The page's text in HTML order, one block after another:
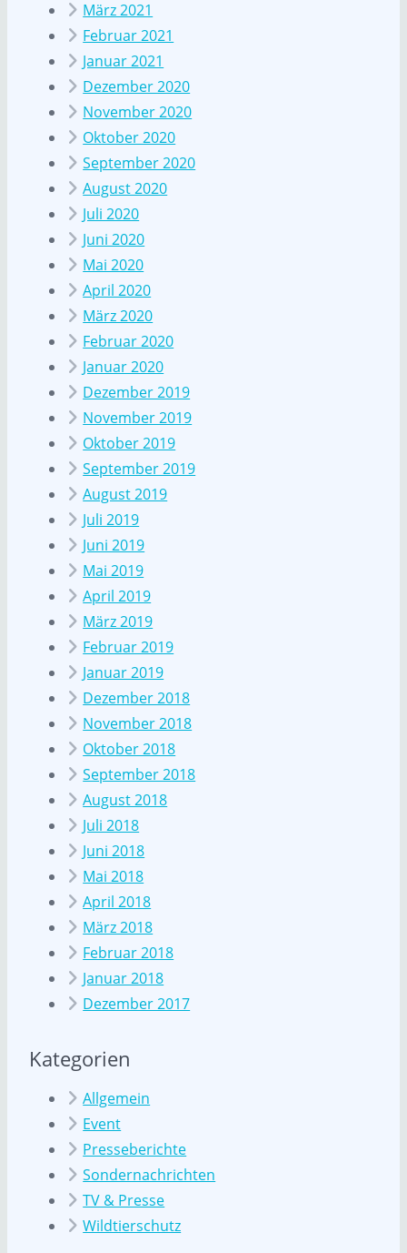
März 2021
Februar 2021
Januar 2021
Dezember 2020
November 2020
Oktober 2020
September 2020
August 2020
Juli 2020
Juni 2020
Mai 2020
April 2020
März 2020
Februar 2020
Januar 2020
Dezember 2019
November 2019
Oktober 2019
September 2019
August 2019
Juli 2019
Juni 2019
Mai 2019
April 2019
März 2019
Februar 2019
Januar 2019
Dezember 2018
November 2018
Oktober 2018
September 2018
August 2018
Juli 2018
Juni 2018
Mai 2018
April 2018
März 2018
Februar 2018
Januar 2018
Dezember 2017
Kategorien
Allgemein
Event
Presseberichte
Sondernachrichten
TV & Presse
Wildtierschutz